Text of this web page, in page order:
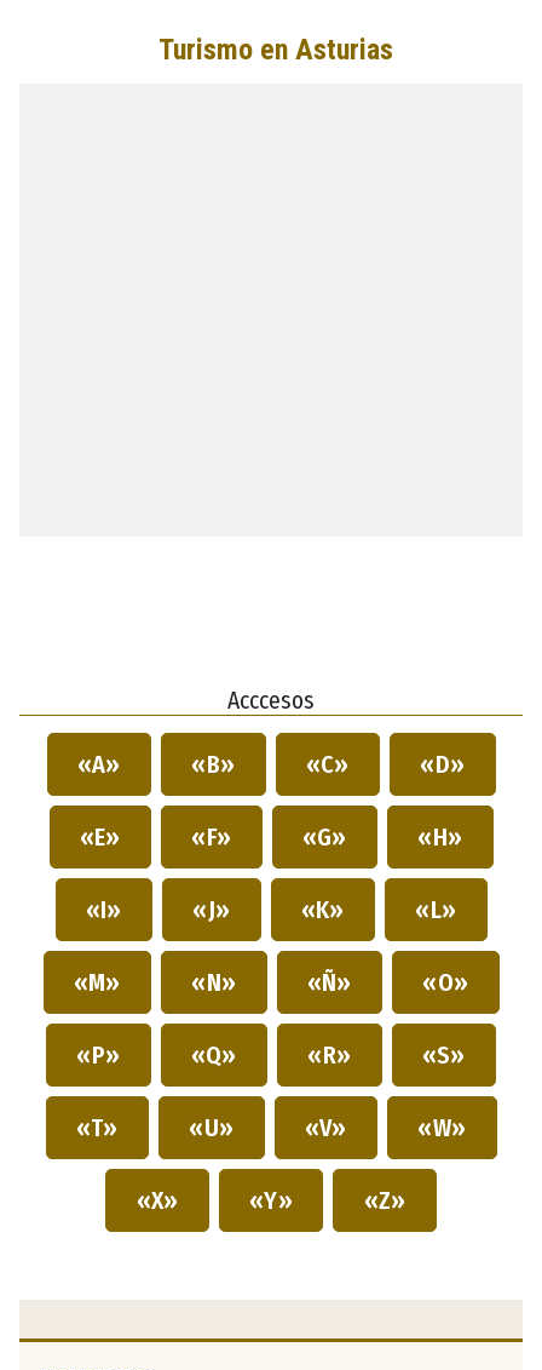
Acccesos
«A» «B» «C» «D»
«E» «F» «G» «H»
«I» «J» «K» «L»
«M» «N» «Ñ» «O»
«P» «Q» «R» «S»
«T» «U» «V» «W»
«X» «Y» «Z»